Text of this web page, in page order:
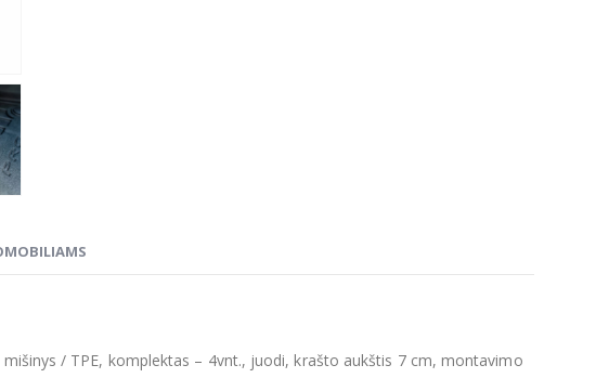
/ TPE, komplektas – 4vnt., juodi, krašto aukštis 7 cm, montavimo